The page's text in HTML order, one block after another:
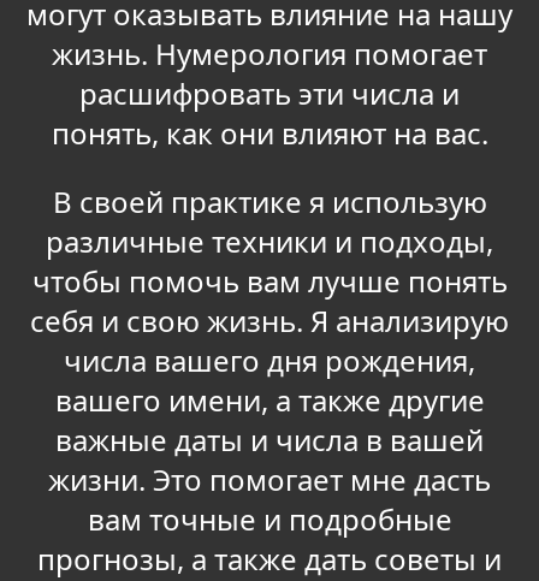
могут оказывать влияние на нашу
жизнь. Нумерология помогает
расшифровать эти числа и
понять, как они влияют на вас.
В своей практике я использую
различные техники и подходы,
чтобы помочь вам лучше понять
себя и свою жизнь. Я анализирую
числа вашего дня рождения,
вашего имени, а также другие
важные даты и числа в вашей
жизни. Это помогает мне дасть
вам точные и подробные
прогнозы, а также дать советы и